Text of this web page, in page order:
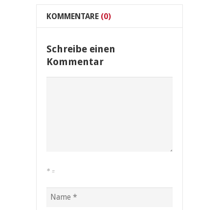
KOMMENTARE (0)
Schreibe einen
Kommentar
* =